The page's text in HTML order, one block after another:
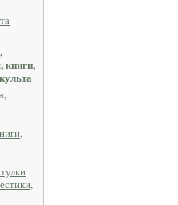
книги,